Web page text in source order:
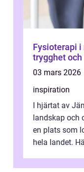
Fysioterapi i
trygghet
03 mars 2026
inspiration
I hjärtat av
landskap och
en plats som
hela landet.